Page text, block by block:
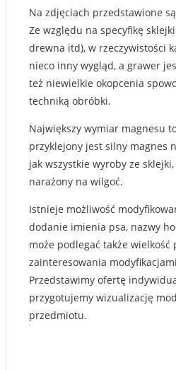
Na zdjęciach przedstawione
Ze względu na specyfikę sklejki
drewna itd), w rzeczywistości
nieco inny wygląd, a grawer
też niewielkie okopcenia
techniką obróbki.
Największy wymiar magnesu
przyklejony jest silny magnes
jak wszystkie wyroby ze
narażony na wilgoć.
Istnieje możliwość
dodanie imienia psa, nazwy
może podlegać także wielkość
zainteresowania
Przedstawimy ofertę
przygotujemy wizualizację
przedmiotu.